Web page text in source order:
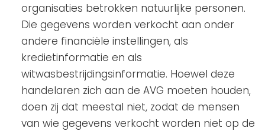
organisaties betrokken natuurlijke personen.
Die gegevens worden verkocht aan onder
andere financiële instellingen, als
kredietinformatie en als
witwasbestrijdingsinformatie. Hoewel deze
handelaren zich aan de AVG moeten houden,
doen zij dat meestal niet, zodat de mensen
van wie gegevens verkocht worden niet op de